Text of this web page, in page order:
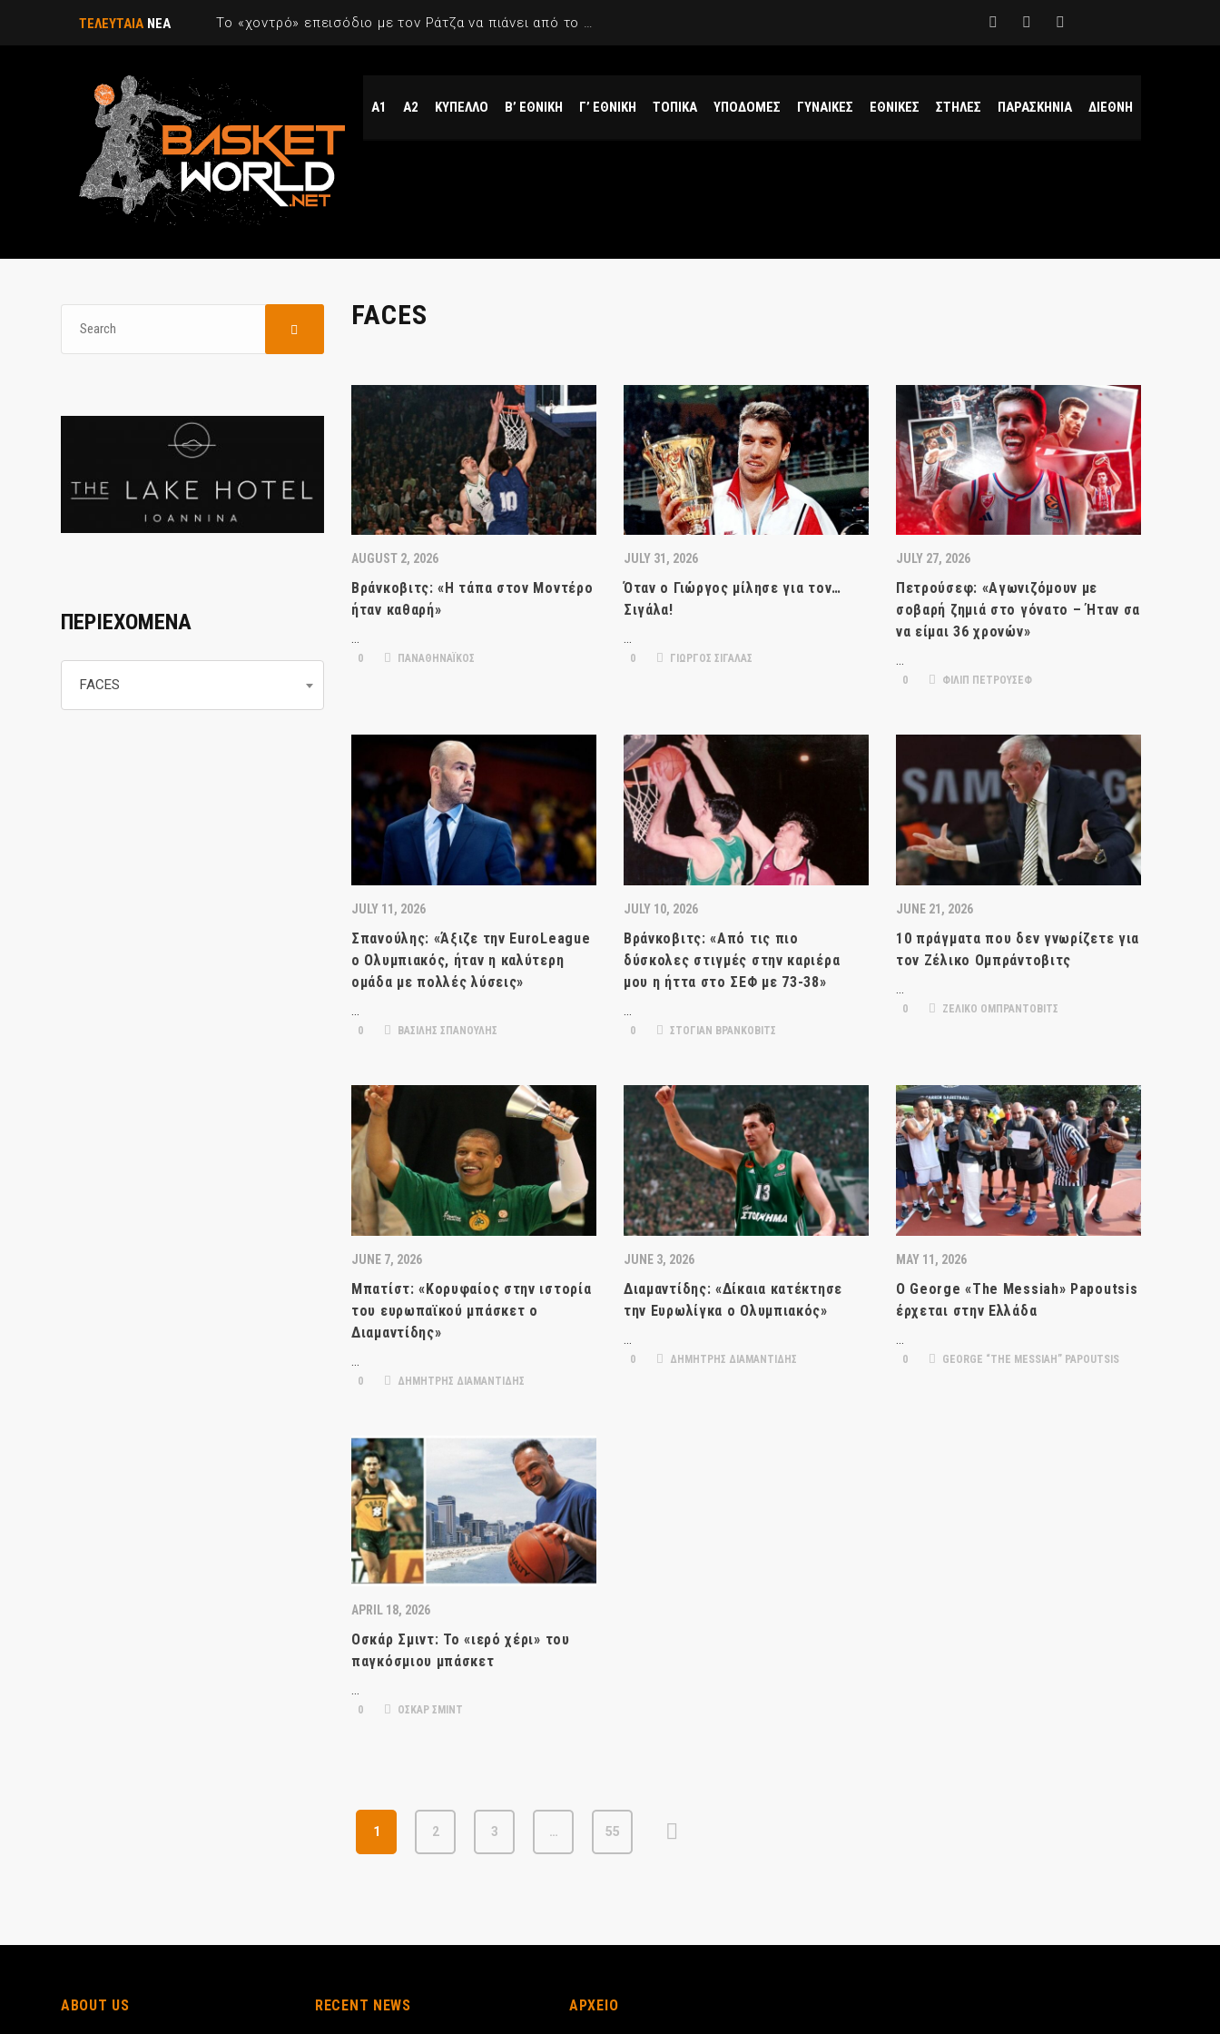
ΤΕΛΕΥΤΑΙΑ ΝΕΑ Το «χοντρό» επεισόδιο με τον Ράτζα να πιάνει από το λαιμό και να χτυπάει τον Γιαννακόπουλο
Α1 Α2 ΚΥΠΕΛΛΟ Β’ ΕΘΝΙΚΗ Γ’ ΕΘΝΙΚΗ ΤΟΠΙΚΑ ΥΠΟΔΟΜΕΣ ΓΥΝΑΙΚΕΣ ΕΘΝΙΚΕΣ ΣΤΗΛΕΣ ΠΑΡΑΣΚΗΝΙΑ ΔΙΕΘΝΗ
FACES
AUGUST 2, 2026
Βράνκοβιτς: «Η τάπα στον Μοντέρο
ήταν καθαρή»
…
0 ΠΑΝΑΘΗΝΑΪΚΟΣ
JULY 31, 2026
Όταν ο Γιώργος μίλησε για τον…
Σιγάλα!
…
0 ΓΙΩΡΓΟΣ ΣΙΓΑΛΑΣ
JULY 27, 2026
Πετρούσεφ: «Αγωνιζόμουν με
σοβαρή ζημιά στο γόνατο – Ήταν σα
να είμαι 36 χρονών»
…
0 ΦΙΛΙΠ ΠΕΤΡΟΥΣΕΦ
JULY 11, 2026
Σπανούλης: «Άξιζε την EuroLeague
ο Ολυμπιακός, ήταν η καλύτερη
ομάδα με πολλές λύσεις»
…
0 ΒΑΣΙΛΗΣ ΣΠΑΝΟΥΛΗΣ
JULY 10, 2026
Βράνκοβιτς: «Από τις πιο
δύσκολες στιγμές στην καριέρα
μου η ήττα στο ΣΕΦ με 73-38»
…
0 ΣΤΟΓΙΑΝ ΒΡΑΝΚΟΒΙΤΣ
JUNE 21, 2026
10 πράγματα που δεν γνωρίζετε για
τον Ζέλικο Ομπράντοβιτς
…
0 ΖΕΛΙΚΟ ΟΜΠΡΑΝΤΟΒΙΤΣ
JUNE 7, 2026
Μπατίστ: «Κορυφαίος στην ιστορία
του ευρωπαϊκού μπάσκετ ο
Διαμαντίδης»
…
0 ΔΗΜΗΤΡΗΣ ΔΙΑΜΑΝΤΙΔΗΣ
JUNE 3, 2026
Διαμαντίδης: «Δίκαια κατέκτησε
την Ευρωλίγκα ο Ολυμπιακός»
…
0 ΔΗΜΗΤΡΗΣ ΔΙΑΜΑΝΤΙΔΗΣ
MAY 11, 2026
Ο George «The Messiah» Papoutsis
έρχεται στην Ελλάδα
…
0 GEORGE “THE MESSIAH” PAPOUTSIS
APRIL 18, 2026
Οσκάρ Σμιντ: Το «ιερό χέρι» του
παγκόσμιου μπάσκετ
0 ΟΣΚΑΡ ΣΜΙΝΤ
1 2 3 … 55
ΠΕΡΙΕΧΟΜΕΝΑ
FACES
ABOUT US RECENT NEWS ΑΡΧΕΙΟ